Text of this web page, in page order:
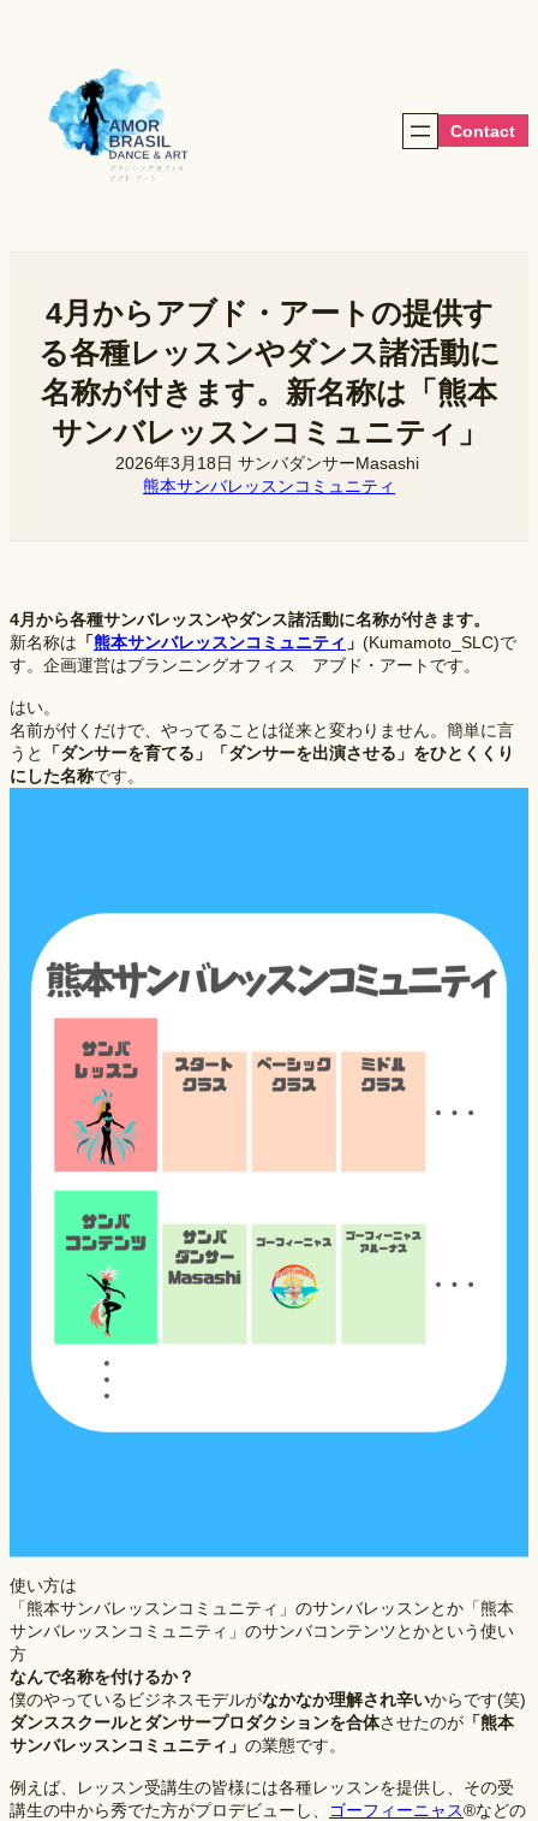
Contact
4月からアブド・アートの提供す
る各種レッスンやダンス諸活動に
名称が付きます。新名称は「熊本
サンバレッスンコミュニティ」
2026年3月18日 サンバダンサーMasashi
熊本サンバレッスンコミュニティ
4月から各種サンバレッスンやダンス諸活動に名称が付きます。
新名称は 「熊本サンバレッスンコミュニティ 」 (Kumamoto_SLC)で
す。企画運営はプランニングオフィス アブド・アートです。
はい。
名前が付くだけで、やってることは従来と変わりません。簡単に言
うと
「ダンサーを育てる」「ダンサーを出演させる」をひとくくり
にした名称です。
使い方は
「熊本サンバレッスンコミュニティ」のサンバレッスンとか「熊本
サンバレッスンコミュニティ」のサンバコンテンツとかという使い
方
なんで名称を付けるか？
僕のやっているビジネスモデルがなかなか理解され辛いからです(笑)
ダンススクールとダンサープロダクションを合体させたのが 「熊本
サンバレッスンコミュニティ」 の業態です。
例えば、レッスン受講生の皆様には各種レッスンを提供し、その受
講生の中から秀でた方がプロデビューし、
ゴーフィーニャス®などの